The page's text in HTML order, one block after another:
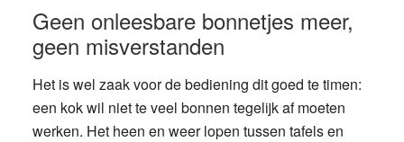
Geen onleesbare bonnetjes meer,
geen misverstanden
Het is wel zaak voor de bediening dit goed te timen:
een kok wil niet te veel bonnen tegelijk af moeten
werken. Het heen en weer lopen tussen tafels en